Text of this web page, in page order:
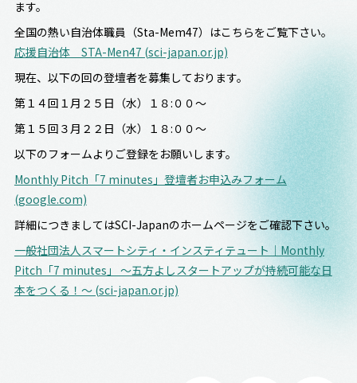
ます。
全国の熱い自治体職員（Sta-Mem47）はこちらをご覧下さい。
応援自治体 STA-Men47 (sci-japan.or.jp)
現在、以下の回の登壇者を募集しております。
第１４回１月２５日（水）１８:００～
第１５回３月２２日（水）１８:００～
以下のフォームよりご登録をお願いします。
Monthly Pitch「7 minutes」登壇者お申込みフォーム
(google.com)
詳細につきましてはSCI-Japanのホームページをご確認下さい。
一般社団法人スマートシティ・インスティテュート｜Monthly
Pitch「7 minutes」 ～五方よしスタートアップが持続可能な日
本をつくる！～ (sci-japan.or.jp)